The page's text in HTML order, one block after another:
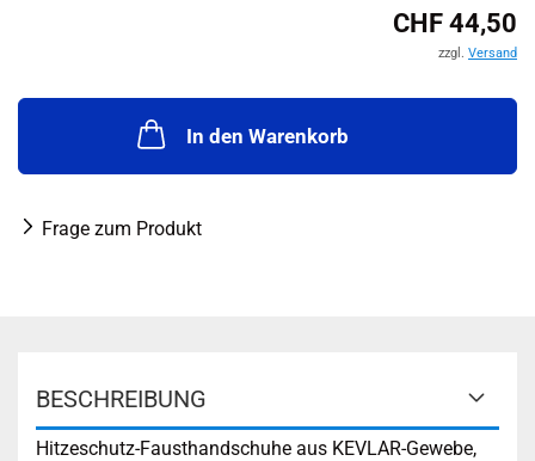
CHF 44,50
zzgl. Versand
In den Warenkorb
Frage zum Produkt
BESCHREIBUNG
Hitzeschutz-Fausthandschuhe aus KEVLAR-Gewebe,